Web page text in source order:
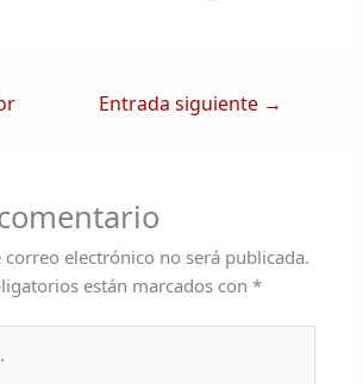
Entrada siguiente →
correo electrónico no será publicada.
están marcados con*